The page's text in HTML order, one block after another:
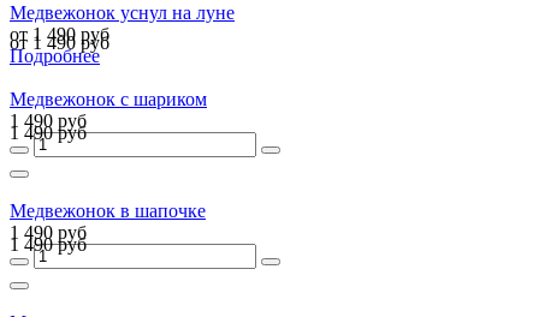
Медвежонок уснул на луне
от 1 490 руб
от 1 490 руб
Подробнее
Медвежонок с шариком
1 490 руб
1 490 руб
Медвежонок в шапочке
1 490 руб
1 490 руб